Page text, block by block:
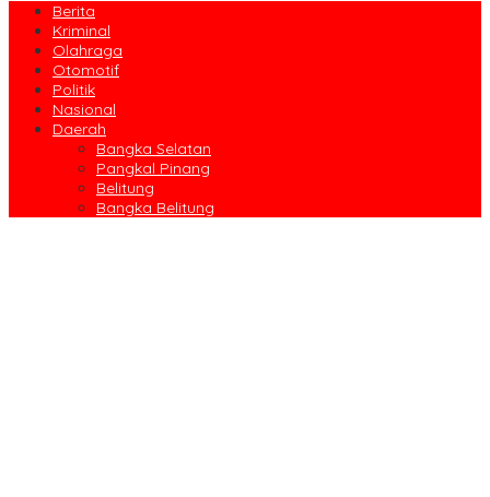
Berita
Kriminal
Olahraga
Otomotif
Politik
Nasional
Daerah
Bangka Selatan
Pangkal Pinang
Belitung
Bangka Belitung